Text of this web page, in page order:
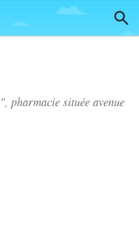
pharmacie située avenue